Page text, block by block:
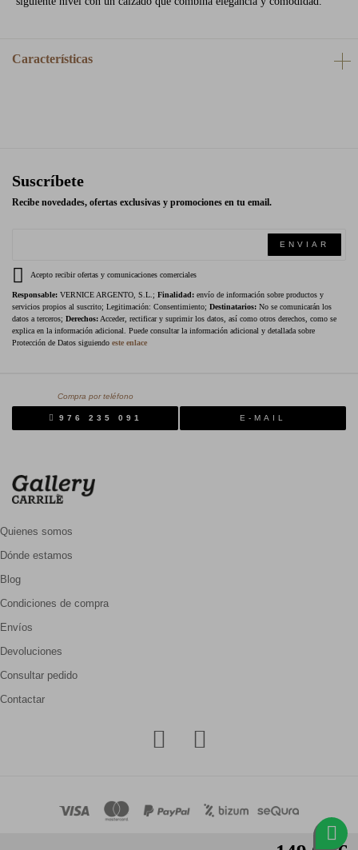
Características
Suscríbete
Recibe novedades, ofertas exclusivas y promociones en tu email.
ENVIAR
Acepto recibir ofertas y comunicaciones comerciales
Responsable: VERNICE ARGENTO, S.L.; Finalidad: envío de información sobre productos y
servicios propios al suscrito; Legitimación: Consentimiento; Destinatarios: No se comunicarán los
datos a terceros; Derechos: Acceder, rectificar y suprimir los datos, así como otros derechos, como se
explica en la información adicional. Puede consultar la información adicional y detallada sobre
Protección de Datos siguiendo este enlace
Compra por teléfono
976 235 091 E-MAIL
Quienes somos
Dónde estamos
Blog
Condiciones de compra
Envíos
Devoluciones
Consultar pedido
Contactar